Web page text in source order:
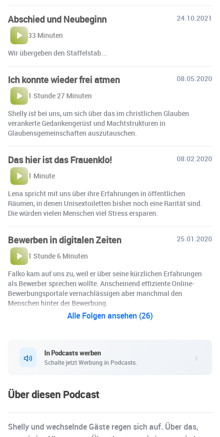
Abschied und Neubeginn
24.10.2021
33 Minuten
Wir übergeben den Staffelstab...
Ich konnte wieder frei atmen
08.05.2020
1 Stunde 27 Minuten
Shelly ist bei uns, um sich über das im christlichen Glauben
verankerte Gedankengerüst und Machtstrukturen in
Glaubensgemeinschaften auszutauschen.
Das hier ist das Frauenklo!
08.02.2020
1 Minute
Lena spricht mit uns über ihre Erfahrungen in öffentlichen
Räumen, in denen Unisextoiletten bisher noch eine Rarität sind.
Die würden vielen Menschen viel Stress ersparen.
Bewerben in digitalen Zeiten
25.01.2020
1 Stunde 6 Minuten
Falko kam auf uns zu, weil er über seine kürzlichen Erfahrungen
als Bewerber sprechen wollte. Anscheinend effiziente Online-
Bewerbungsportale vernachlässigen aber manchmal den
Menschen hinter der Bewerbung.
Alle Folgen ansehen (26)
In Podcasts werben
Schalte jetzt Werbung in Podcasts.
Über diesen Podcast
Shelly und wechselnde Gäste regen sich auf. Über das,